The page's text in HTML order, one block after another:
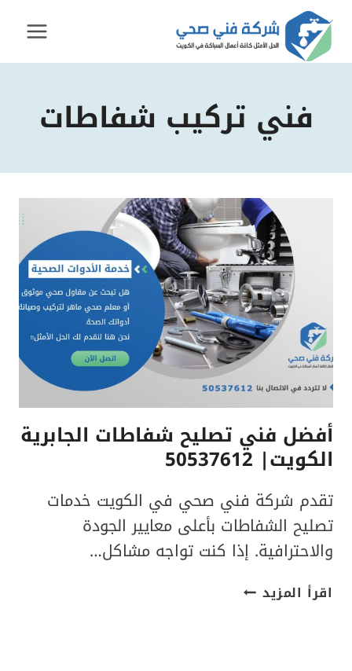
التجاوز
إلى
المحتوى
فني تركيب شفاطات
أفضل فني تصليح شفاطات الجابرية
الكويت| 50537612
تقدم شركة فني صحي في الكويت خدمات
تصليح الشفاطات بأعلى معايير الجودة
والاحترافية. إذا كنت تواجه مشاكل…
اقرأ المزيد أفضل